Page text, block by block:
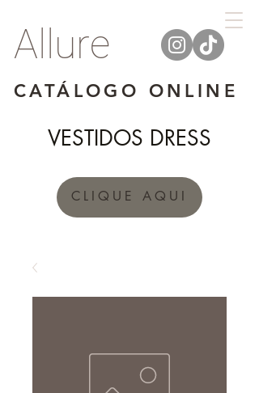
Allure
CATÁLOGO ONLINE
CLIQUE AQUI
VESTIDOS DRESS